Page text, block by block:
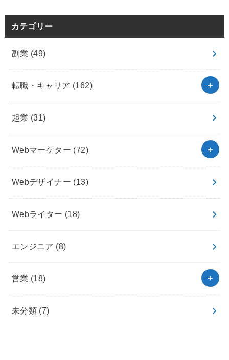
カテゴリー
副業 (49)
転職・キャリア (162)
起業 (31)
Webマーケター (72)
Webデザイナー (13)
Webライター (18)
エンジニア (8)
営業 (18)
未分類 (7)